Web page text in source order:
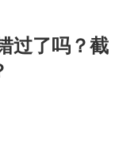
过了吗？截